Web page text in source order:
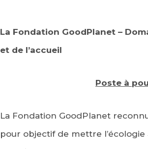
La Fondation GoodPlanet –
et de l’accueil
Poste à
La Fondation GoodPlanet
pour objectif de mettre